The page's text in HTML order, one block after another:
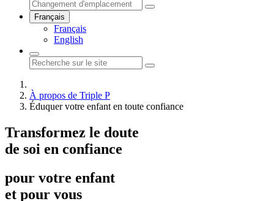
Français
Français
English
À propos de Triple P
Éduquer votre enfant en toute confiance
Transformez le doute
de soi en confiance
pour votre enfant
et pour vous